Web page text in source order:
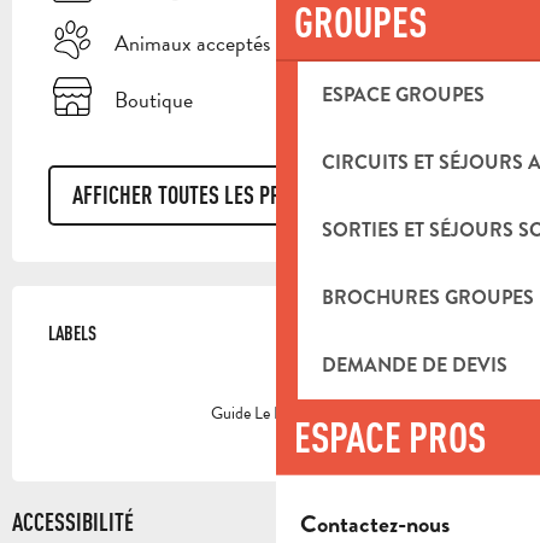
GROUPES
ESPACE GROUPES
CIRCUITS ET SÉJOURS
SORTIES ET SÉJOURS
BROCHURES GROUPES
DEMANDE DE DEVIS
ESPACE PROS
Contactez-nous
Animaux acceptés
Boutique
AFFICHER TOUTES LES PRESTATIONS
OFFRES DE PRESTATIONS
LABELS
LABELS
Guide Le Routard
ACCESSIBILITÉ